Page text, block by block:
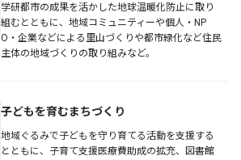
学研都市の成果を活かした地球温暖化防止に取り
組むとともに、地域コミュニティーや個人・NP
O・企業などによる里山づくりや都市緑化など住民
主体の地域づくりの取り組みなど。
子どもを育むまちづくり
地域ぐるみで子どもを守り育てる活動を支援する
とともに、子育て支援医療費助成の拡充、図書館